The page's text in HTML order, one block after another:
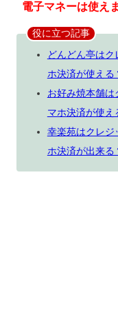
電子マネーは使え
役に立つ記事
どんどん亭は
ホ決済が使える
お好み焼本舗は
マホ決済が使え
幸楽苑はクレジ
ホ決済が出来る